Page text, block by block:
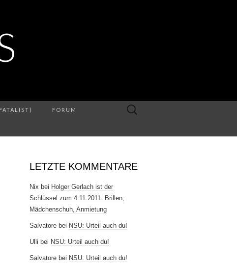
FORUM
Suche
LETZTE KOMMENTARE
Nix bei Holger Gerlach ist der
Schlüssel zum 4.11.2011. Brillen,
Mädchenschuh, Anmietung
Salvatore bei NSU: Urteil auch du!
Ulli bei NSU: Urteil auch du!
Salvatore bei NSU: Urteil auch du!